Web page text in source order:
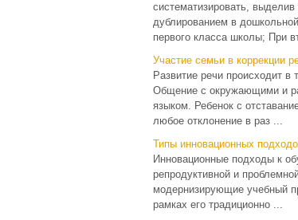
систематизировать,
дублированием в
первого класса школы; При
Участие семьи в коррекции
Развитие речи происходит
Общение с окружающими и
языком. Ребенок с
любое отклонение в раз ...
Типы инновационных
Инновационные подходы к
репродуктивной и
модернизирующие учебный
рамках его традиционно ...